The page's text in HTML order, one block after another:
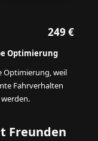
249 €
Optimierung
Optimierung, weil
Fahrverhalten
Freunden